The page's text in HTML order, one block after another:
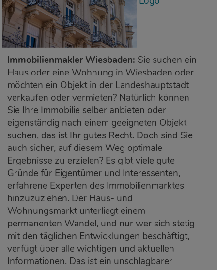
Immobilienmakler Wiesbaden: Sie suchen ein
Haus oder eine Wohnung in Wiesbaden oder
möchten ein Objekt in der Landeshauptstadt
verkaufen oder vermieten? Natürlich können
Sie Ihre Immobilie selber anbieten oder
eigenständig nach einem geeigneten Objekt
suchen, das ist Ihr gutes Recht. Doch sind Sie
auch sicher, auf diesem Weg optimale
Ergebnisse zu erzielen? Es gibt viele gute
Gründe für Eigentümer und Interessenten,
erfahrene Experten des Immobilienmarktes
hinzuzuziehen. Der Haus- und
Wohnungsmarkt unterliegt einem
permanenten Wandel, und nur wer sich stetig
mit den täglichen Entwicklungen beschäftigt,
verfügt über alle wichtigen und aktuellen
Informationen. Das ist ein unschlagbarer